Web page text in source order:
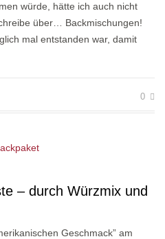
würde, hätte ich auch nicht
über… Backmischungen!
mal entstanden war, damit
0
– durch Würzmix und
Geschmack” am